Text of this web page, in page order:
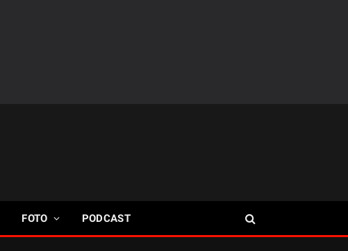
FOTO PODCAST